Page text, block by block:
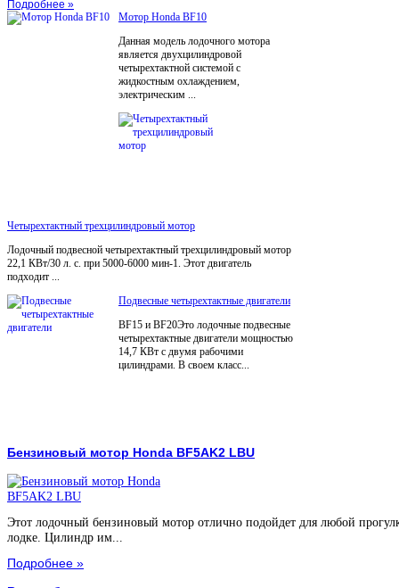
Подробнее »
Мотор Honda BF10
Данная модель лодочного мотора
является двухцилиндровой
четырехтактной системой с
жидкостным охлаждением,
электрическим ...
Четырехтактный трехцилиндровый мотор
Лодочный подвесной четырехтактный трехцилиндровый мотор
22,1 КВт/30 л. с. при 5000-6000 мин-1. Этот двигатель
подходит ...
Подвесные четырехтактные двигатели
BF15 и BF20Это лодочные подвесные
четырехтактные двигатели мощностью
14,7 КВт с двумя рабочими
цилиндрами. В своем класс...
Бензиновый мотор Honda BF5AK2 LBU
Этот лодочный бензиновый мотор отлично подойдет для любой
лодке. Цилиндр им...
Подробнее »